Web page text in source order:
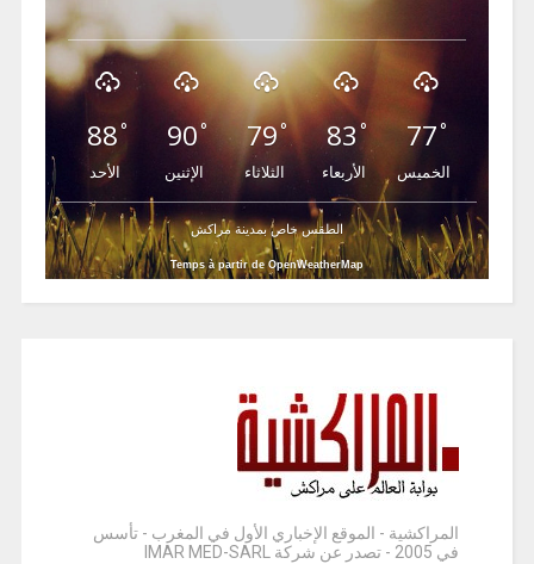
88°
الأحد
90°
الإثنين
79°
الثلاثاء
83 °
الأربعاء
77°
الخميس
الطقس خاص بمدينة مراكش
Temps à partir de OpenWeatherMap
المراكشية - الموقع الإخباري الأول في المغرب - تأسس
في 2005 - تصدر عن شركة IMAR MED-SARL